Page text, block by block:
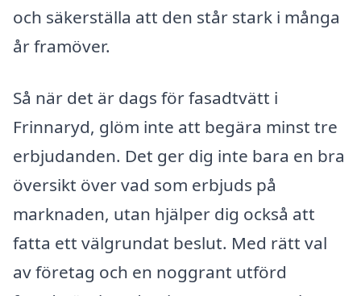
och säkerställa att den står stark i många
år framöver.
Så när det är dags för fasadtvätt i
Frinnaryd, glöm inte att begära minst tre
erbjudanden. Det ger dig inte bara en bra
översikt över vad som erbjuds på
marknaden, utan hjälper dig också att
fatta ett välgrundat beslut. Med rätt val
av företag och en noggrant utförd